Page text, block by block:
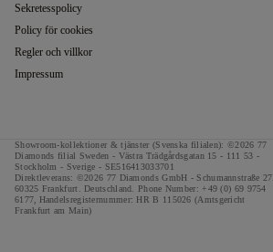
Sekretesspolicy
Policy för cookies
Regler och villkor
Impressum
Showroom-kollektioner & tjänster (Svenska filialen): ©2026 77
Diamonds filial Sweden - Västra Trädgårdsgatan 15 - 111 53 -
Stockholm - Sverige - SE516413033701
Direktleverans: ©2026 77 Diamonds GmbH - Schumannstraße 27.
60325 Frankfurt. Deutschland. Phone Number: +49 (0) 69 9754
6177,
Handelsregisternummer: HR B 115026 (Amtsgericht
Frankfurt am Main)